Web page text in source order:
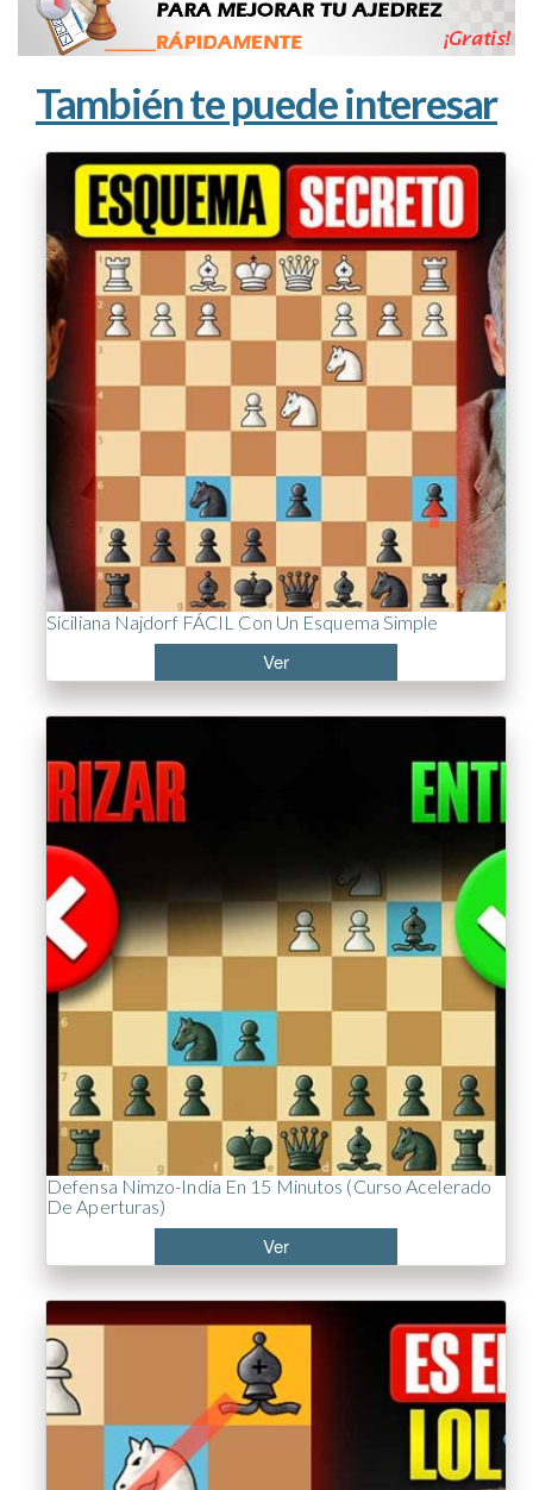
También te puede interesar
Siciliana Najdorf FÁCIL Con Un Esquema Simple
Ver
Defensa Nimzo-India En 15 Minutos (Curso Acelerado
De Aperturas)
Ver